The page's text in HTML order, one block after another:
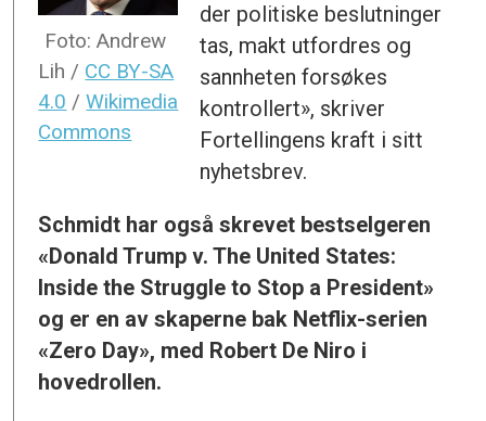
Foto: Andrew
Lih / CC BY-SA
4.0 /Wikimedia
Commons
der politiske beslutninger
tas, makt utfordres og
sannheten forsøkes
kontrollert», skriver
Fortellingens kraft i sitt
nyhetsbrev.
Schmidt har også skrevet bestselgeren
«Donald Trump v. The United States:
Inside the Struggle to Stop a President»
og er en av skaperne bak Netflix-serien
«Zero Day», med Robert De Niro i
hovedrollen.